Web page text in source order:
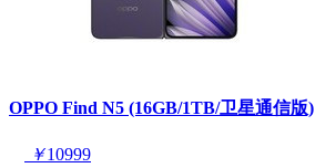
OPPO Find N5 (16GB/1TB/卫星通信版)
￥10999